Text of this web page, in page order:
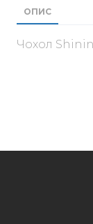
ОПИС
Чохол